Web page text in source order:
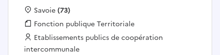
Localisation :
Savoie(73)
Fonction publique :
Fonction publique Territoriale
Employeur :
Etablissements publics de coopération
intercommunale